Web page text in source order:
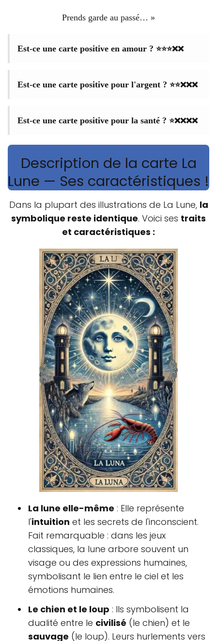
Prends garde au passé… »
Est-ce une carte positive en amour ? ⭐⭐⭐❌❌
Est-ce une carte positive pour l'argent ? ⭐⭐❌❌❌
Est-ce une carte positive pour la santé ? ⭐❌❌❌❌
Description de la carte La
Lune — Ses caractéristiques !
Dans la plupart des illustrations de La Lune, la
symbolique reste identique. Voici ses traits
et caractéristiques :
La lune elle-même : Elle représente
l'intuition et les secrets de l'inconscient.
Fait remarquable : dans les jeux
classiques, la lune arbore souvent un
visage ou des expressions humaines,
symbolisant le lien entre le ciel et les
émotions humaines.
Le chien et le loup : Ils symbolisent la
dualité entre le civilisé (le chien) et le
sauvage (le loup). Leurs hurlements vers